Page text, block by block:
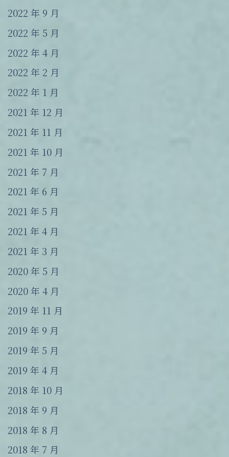
2022 年 9 月
2022 年 5 月
2022 年 4 月
2022 年 2 月
2022 年 1 月
2021 年 12 月
2021 年 11 月
2021 年 10 月
2021 年 7 月
2021 年 6 月
2021 年 5 月
2021 年 4 月
2021 年 3 月
2020 年 5 月
2020 年 4 月
2019 年 11 月
2019 年 9 月
2019 年 5 月
2019 年 4 月
2018 年 10 月
2018 年 9 月
2018 年 8 月
2018 年 7 月